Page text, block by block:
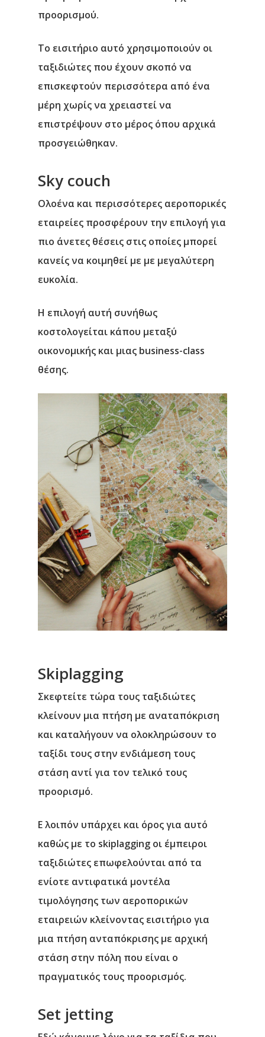
προορισμού.
Το εισιτήριο αυτό χρησιμοποιούν οι
ταξιδιώτες που έχουν σκοπό να
επισκεφτούν περισσότερα από ένα
μέρη χωρίς να χρειαστεί να
επιστρέψουν στο μέρος όπου αρχικά
προσγειώθηκαν.
Sky couch
Ολοένα και περισσότερες αεροπορικές
εταιρείες προσφέρουν την επιλογή για
πιο άνετες θέσεις στις οποίες μπορεί
κανείς να κοιμηθεί με με μεγαλύτερη
ευκολία.
Η επιλογή αυτή συνήθως
κοστολογείται κάπου μεταξύ
οικονομικής και μιας business-class
θέσης.
Skiplagging
Σκεφτείτε τώρα τους ταξιδιώτες
κλείνουν μια πτήση με αναταπόκριση
και καταλήγουν να ολοκληρώσουν το
ταξίδι τους στην ενδιάμεση τους
στάση αντί για τον τελικό τους
προορισμό.
Ε λοιπόν υπάρχει και όρος για αυτό
καθώς με το skiplagging οι έμπειροι
ταξιδιώτες επωφελούνται από τα
ενίοτε αντιφατικά μοντέλα
τιμολόγησης των αεροπορικών
εταιρειών κλείνοντας εισιτήριο για
μια πτήση ανταπόκρισης με αρχική
στάση στην πόλη που είναι ο
πραγματικός τους προορισμός.
Set jetting
Υπηρεσίες
Νέα
Επικοινωνία